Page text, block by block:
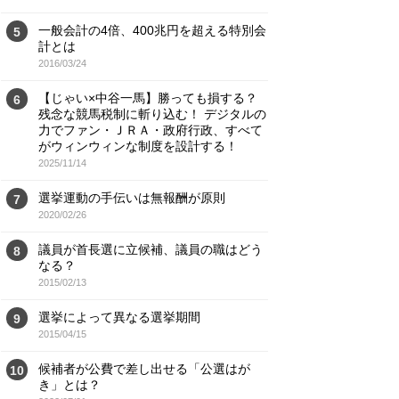
5
一般会計の4倍、400兆円を超える特別会
計とは
2016/03/24
6
【じゃい×中谷一馬】勝っても損する？
残念な競馬税制に斬り込む！ デジタルの
力でファン・ＪＲＡ・政府行政、すべて
がウィンウィンな制度を設計する！
2025/11/14
7 選挙運動の手伝いは無報酬が原則
2020/02/26
8
議員が首長選に立候補、議員の職はどう
なる？
2015/02/13
9 選挙によって異なる選挙期間
2015/04/15
10
候補者が公費で差し出せる「公選はが
き」とは？